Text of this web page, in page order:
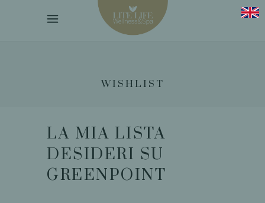
WISHLIST
LA MIA LISTA
DESIDERI SU
GREENPOINT